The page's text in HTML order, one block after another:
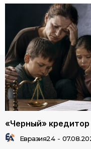
«Черный»
Евразия24 -